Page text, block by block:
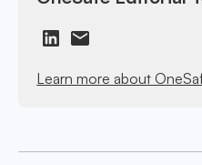
Learn more about